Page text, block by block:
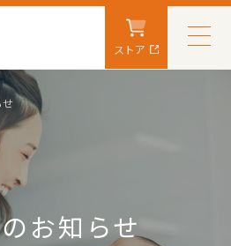
ストア
お知らせ